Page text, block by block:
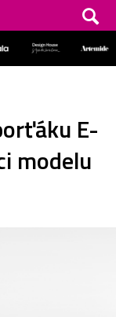
E-
modelu